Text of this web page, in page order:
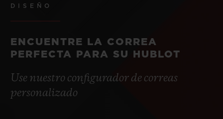
DISEÑO
ENCUENTRE LA CORREA
PERFECTA PARA SU HUBLOT
Use nuestro configurador de correas
personalizado